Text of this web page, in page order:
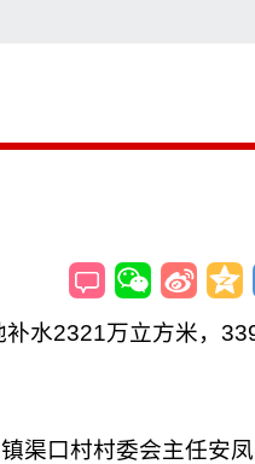
水2321万立方米，
渠口村村委会主任安